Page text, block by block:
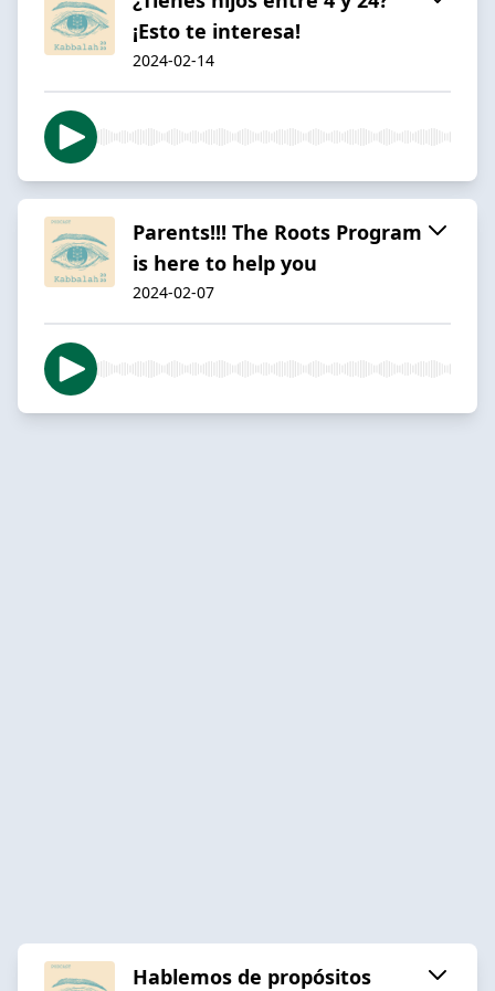
¡Esto te interesa!
2024-02-14
Parents!!! The Roots Program
is here to help you
2024-02-07
Hablemos de propósitos